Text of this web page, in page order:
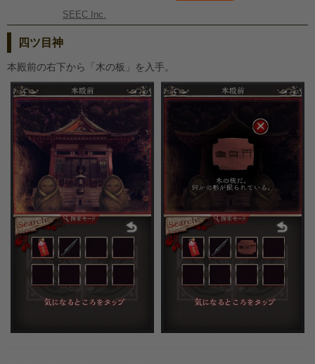
SEEC Inc.
四ツ目神
本殿前の右下から「木の板」を入手。